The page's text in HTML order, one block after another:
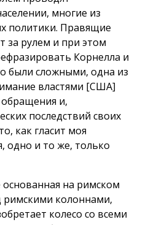
многие из
политики. Правящие
за рулем и при этом
Корнелла и
были сложными, одна из
властями [США]
и,
последствий своих
как гласит моя
одно и то же, только
на римском
колоннами,
колесо со всеми